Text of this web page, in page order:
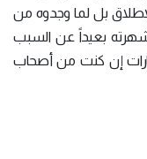
بل لما وجدوه من
شهرته بعيداً عن السبب
إن كنت من أصحاب